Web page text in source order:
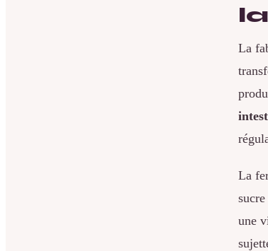
La
La
une